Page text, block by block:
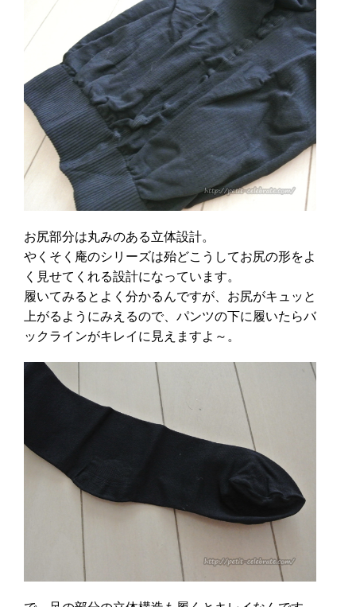
お尻部分は丸みのある立体設計。
やくそく庵のシリーズは殆どこうしてお尻の形をよ
く見せてくれる設計になっています。
履いてみるとよく分かるんですが、お尻がキュッと
上がるようにみえるので、パンツの下に履いたらバ
ックラインがキレイに見えますよ～。